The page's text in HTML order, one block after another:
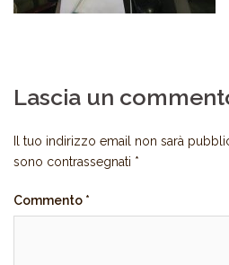
Lascia un
Il tuo indirizzo email non sarà
sono contrassegnati *
Commento *